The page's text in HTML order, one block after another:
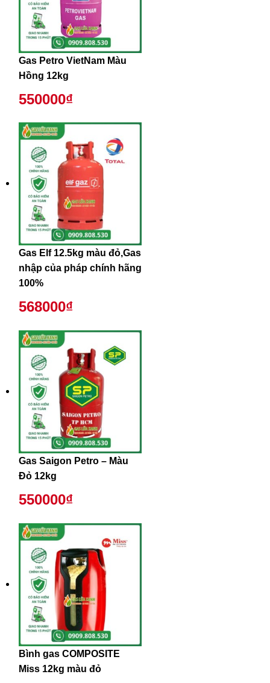
Gas Petro VietNam Màu
Hồng 12kg
550000₫
Gas Elf 12.5kg màu đỏ,Gas
nhập của pháp chính hãng
100%
568000₫
Gas Saigon Petro – Màu
Đỏ 12kg
550000₫
Bình gas COMPOSITE
Miss 12kg màu đỏ